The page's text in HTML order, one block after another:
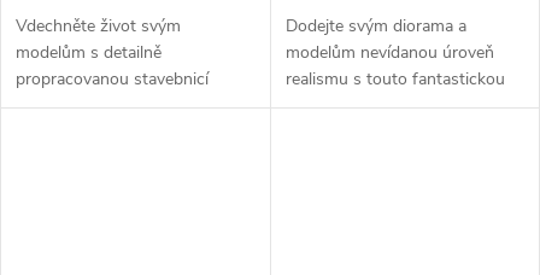
Vdechněte život svým
modelům s detailně
propracovanou stavebnicí
garážové dílny od značky
Dodejte svým diorama a
modelům nevídanou úroveň
realismu s touto fantastickou
sadou od Miniart. Balení